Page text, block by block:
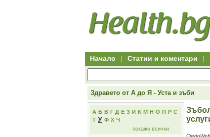
Начало | Статии и коментари |
Здравето от А до Я - Уста и зъби
А Б В Г Д Е З И К М Н О П Р С
Т У Ф Х Ч
покажи всички